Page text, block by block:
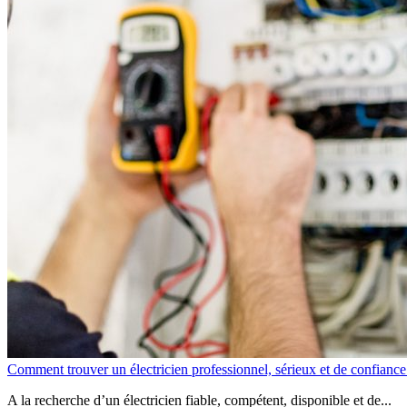
Comment trouver un électricien professionnel, sérieux et de
A la recherche d’un électricien fiable, compétent, disponible et de...